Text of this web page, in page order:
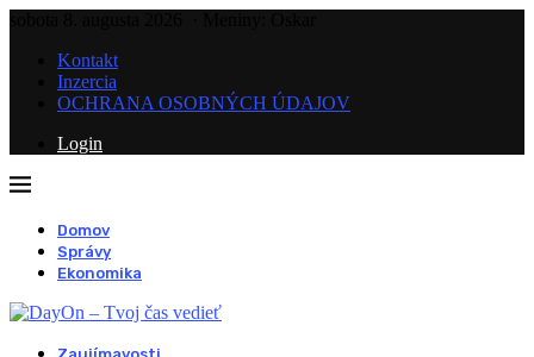
Kontakt
Inzercia
OCHRANA OSOBNÝCH ÚDAJOV
Login
Domov
Správy
Ekonomika